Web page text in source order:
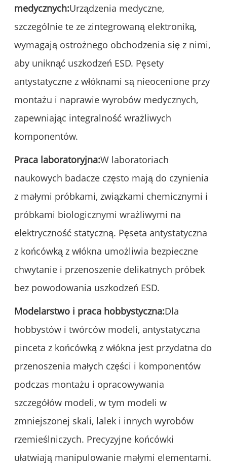
medycznych:Urządzenia medyczne,
szczególnie te ze zintegrowaną elektroniką,
wymagają ostrożnego obchodzenia się z nimi,
aby uniknąć uszkodzeń ESD. Pęsety
antystatyczne z włóknami są nieocenione przy
montażu i naprawie wyrobów medycznych,
zapewniając integralność wrażliwych
komponentów.
Praca laboratoryjna:W laboratoriach
naukowych badacze często mają do czynienia
z małymi próbkami, związkami chemicznymi i
próbkami biologicznymi wrażliwymi na
elektryczność statyczną. Pęseta antystatyczna
z końcówką z włókna umożliwia bezpieczne
chwytanie i przenoszenie delikatnych próbek
bez powodowania uszkodzeń ESD.
Modelarstwo i praca hobbystyczna:Dla
hobbystów i twórców modeli, antystatyczna
pinceta z końcówką z włókna jest przydatna do
przenoszenia małych części i komponentów
podczas montażu i opracowywania
szczegółów modeli, w tym modeli w
zmniejszonej skali, lalek i innych wyrobów
rzemieślniczych. Precyzyjne końcówki
ułatwiają manipulowanie małymi elementami.